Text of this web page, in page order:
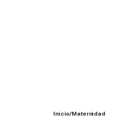
Inicio Maternidad